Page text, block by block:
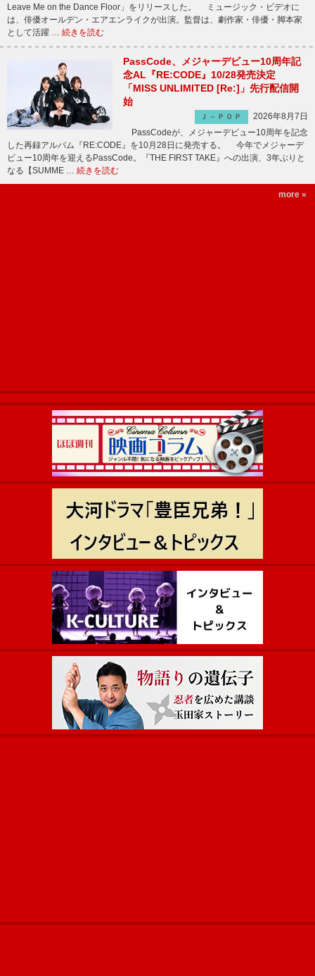
Leave Me on the Dance Floor」をリリースした。 ミュージック・ビデオに
は、俳優オールデン・エアエンライクが出演。監督は、劇作家・俳優・脚本家
として活躍 … 続きを読む
PassCode、メジャーデビュー10周年記
念AL『RE:CODE』10/28発売決定
「MISS UNLIMITED [Re:]」先行配信開
始
Ｊ－ＰＯＰ
2026年8月7日
PassCodeが、メジャーデビュー10周年を記念
した再録アルバム『RE:CODE』を10月28日に発売する。 今年でメジャーデ
ビュー10周年を迎えるPassCode。『THE FIRST TAKE』への出演、3年ぶりと
なる【SUMME … 続きを読む
more »